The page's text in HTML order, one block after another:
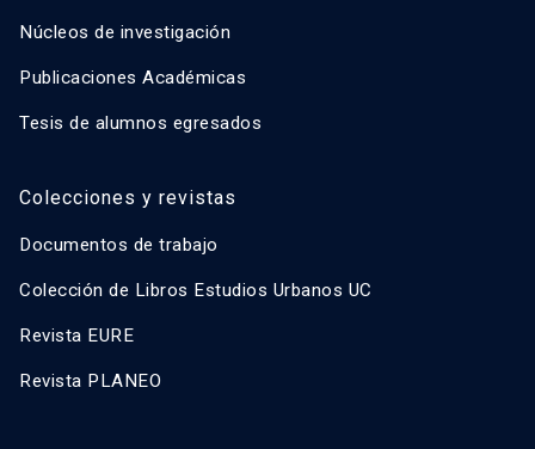
Núcleos de investigación
Publicaciones Académicas
Tesis de alumnos egresados
Colecciones y revistas
Documentos de trabajo
Colección de Libros Estudios Urbanos UC
Revista EURE
Revista PLANEO